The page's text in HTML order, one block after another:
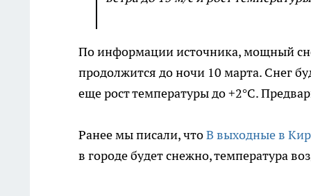
По информации источника, мощный
продолжится до ночи 10 марта. Снег
еще рост температуры до +2°С.
Ранее мы писали, чтоВ выходные в
в городе будет снежно, температура